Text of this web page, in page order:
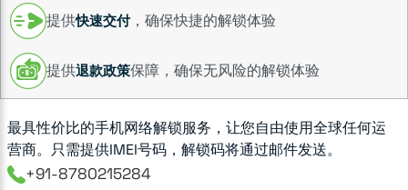
提供快速交付，确保快捷的解锁体验
提供退款政策保障，确保无风险的解锁体验
最具性价比的手机网络解锁服务，让您自由使用全球任何运
营商。只需提供IMEI号码，解锁码将通过邮件发送。
+91-8780215284